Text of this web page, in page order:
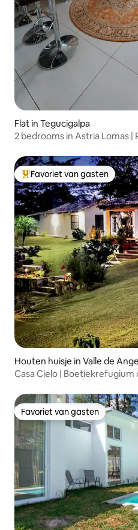
Flat in Tegucigalpa
2 bedrooms in Astria Lomas |
Topfavoriet van gasten
Favoriet van gasten
Houten huisje in Valle de
Casa Cielo |
Favoriet van gasten
Favoriet van gasten